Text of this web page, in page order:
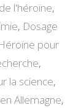
l'héroïne,
, Dosage
pour
,
la science,
Allemagne,